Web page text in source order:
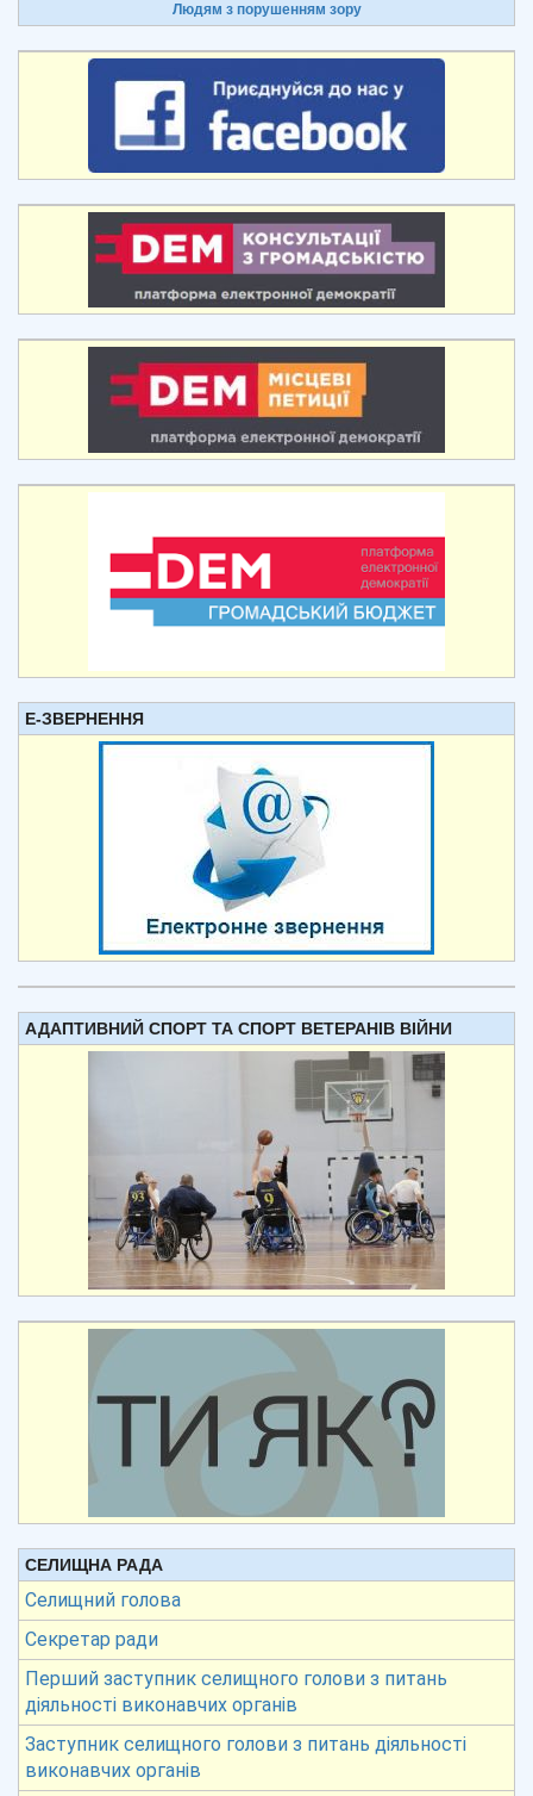
Людям з порушенням зору
Е-ЗВЕРНЕННЯ
АДАПТИВНИЙ СПОРТ ТА СПОРТ ВЕТЕРАНІВ ВІЙНИ
СЕЛИЩНА РАДА
Селищний голова
Секретар ради
Перший заступник селищного голови з питань
діяльності виконавчих органів
Заступник селищного голови з питань діяльності
виконавчих органів